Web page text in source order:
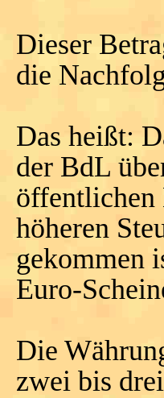
Dieser
die
Das heißt:
der BdL
öffentlichen
höheren
gekommen
Euro-
Die
zwei bis